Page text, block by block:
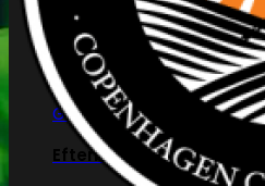
Root!t
Root Riot
Jiffy disks
Eazy Plugs
Grodan
Efterbehandling